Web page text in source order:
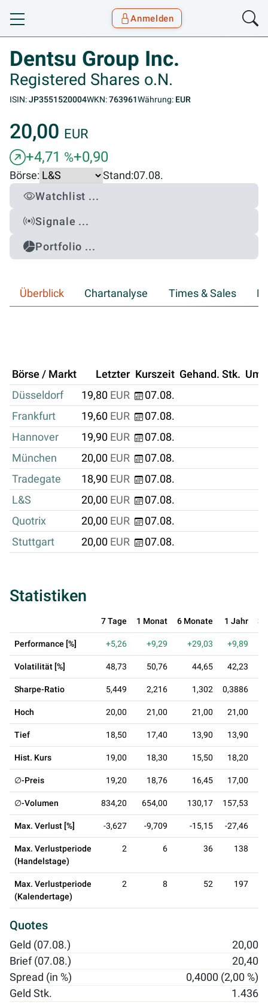
Toggle navigation
Anmelden
Dentsu Group Inc.
Registered Shares o.N.
ISIN:JP3551520004WKN:763961Währung: EUR
20,00 EUR
+4,71 %+0,90
Börse: Stand:07.08.
Watchlist ...
Signale ...
Portfolio ...
Überblick Chartanalyse Times & Sales
Börse / Markt Letzter Kurszeit Gehand. Stk.
Düsseldorf
19,80 EUR
07.08.
Frankfurt
19,60 EUR
07.08.
Hannover
19,90 EUR
07.08.
München
20,00 EUR
07.08.
Tradegate
18,90 EUR
07.08.
L&S
20,00 EUR
07.08.
Quotrix
20,00 EUR
07.08.
Stuttgart
20,00 EUR 07.08.
Statistiken
7 Tage 1 Monat 6 Monate 1 Jahr 3
Performance [%] +5,26 +9,29 +29,03 +9,89
Volatilität [%] 48,73 50,76 44,65 42,23
Sharpe-Ratio 5,449 2,216 1,302 0,3886
Hoch 20,00 21,00 21,00 21,00
Tief 18,50 17,40 13,90 13,90
Hist. Kurs 19,00 18,30 15,50 18,20
∅-Preis 19,20 18,76 16,45 17,00
∅-Volumen 834,20 654,00 130,17 157,53
Max. Verlust [%] -3,627 -9,709 -15,15 -27,46
Max. Verlustperiode
(Handelstage)
2 6 36 138
Max. Verlustperiode
(Kalendertage)
2 8 52 197
Quotes
Geld (07.08.)
20,00
Brief (07.08.)
20,40
Spread (in %)
0,4000 (2,00 %)
Geld Stk.
1.436